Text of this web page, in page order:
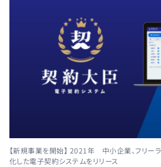
【新規事業を開始】 2021年 中小企業、フリー
化した電子契約システムをリリース